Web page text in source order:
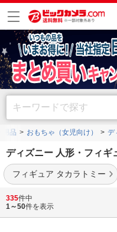
用品 おもちゃ（女児向け） デ
ディズニー 人形・フィ
フィギュア タカラトミー
ツムツム
ギュアを豊富に品揃え。
335件中
1～50件を表示